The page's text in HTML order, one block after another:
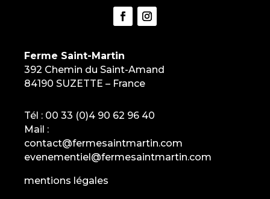
Ferme Saint-Martin
392 Chemin du Saint-Amand
84190 SUZETTE – France
Tél : 00 33 (0)4 90 62 96 40
Mail :
contact@fermesaintmartin.com
evenementiel@fermesaintmartin.com
mentions légales